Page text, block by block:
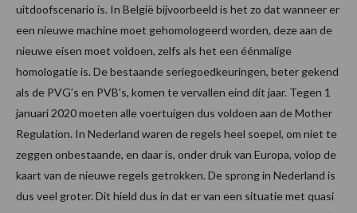
uitdoofscenario is. In België bijvoorbeeld is het zo dat wanneer er
een nieuwe machine moet gehomologeerd worden, deze aan de
nieuwe eisen moet voldoen, zelfs als het een éénmalige
homologatie is. De bestaande seriegoedkeuringen, beter gekend
als de PVG’s en PVB’s, komen te vervallen eind dit jaar. Tegen 1
januari 2020 moeten alle voertuigen dus voldoen aan de Mother
Regulation. In Nederland waren de regels heel soepel, om niet te
zeggen onbestaande, en daar is, onder druk van Europa, volop de
kaart van de nieuwe regels getrokken. De sprong in Nederland is
dus veel groter. Dit hield dus in dat er van een situatie met quasi